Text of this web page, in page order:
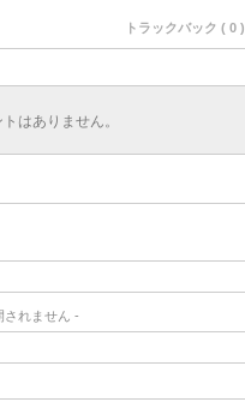
トラックバック ( 0 )
はありません。
されません -